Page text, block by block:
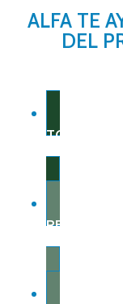
ALFA TE
DEL
TOTAL
RED ALFA